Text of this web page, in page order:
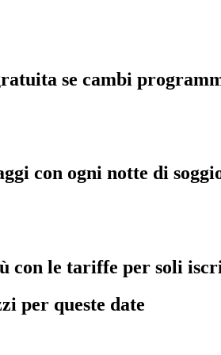
se cambi
con ogni notte di
con le tariffe per soli
per queste date